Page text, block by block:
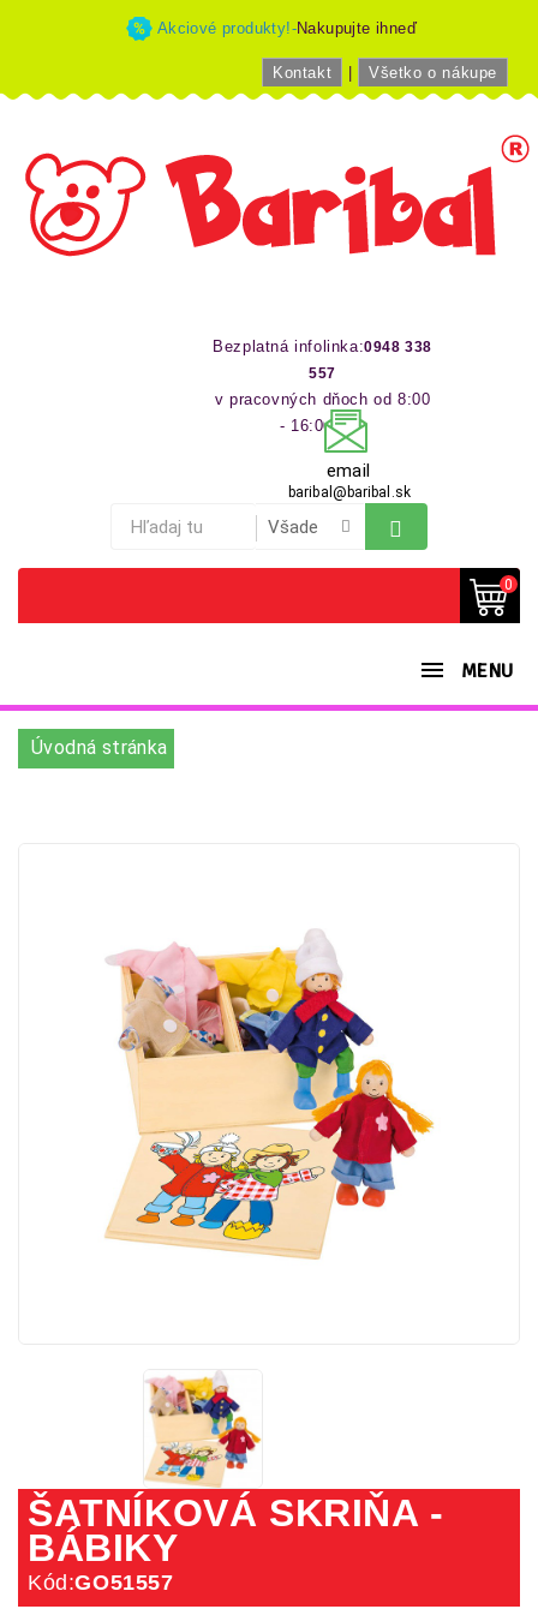
Akciové produkty!-Nakupujte ihneď
Kontakt Všetko o nákupe
Bezplatná infolinka:0948 338
557
v pracovných dňoch od 8:00
- 16:00 hod
email
baribal@baribal.sk
0
MENU
Úvodná stránka
ŠATNÍKOVÁ SKRIŇA -
BÁBIKY
Kód:GO51557